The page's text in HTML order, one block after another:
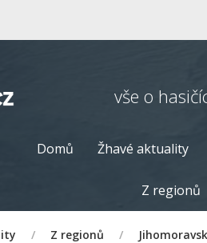
vše o
Domů Žhavé aktuality
Z regionů
/ Z regionů /